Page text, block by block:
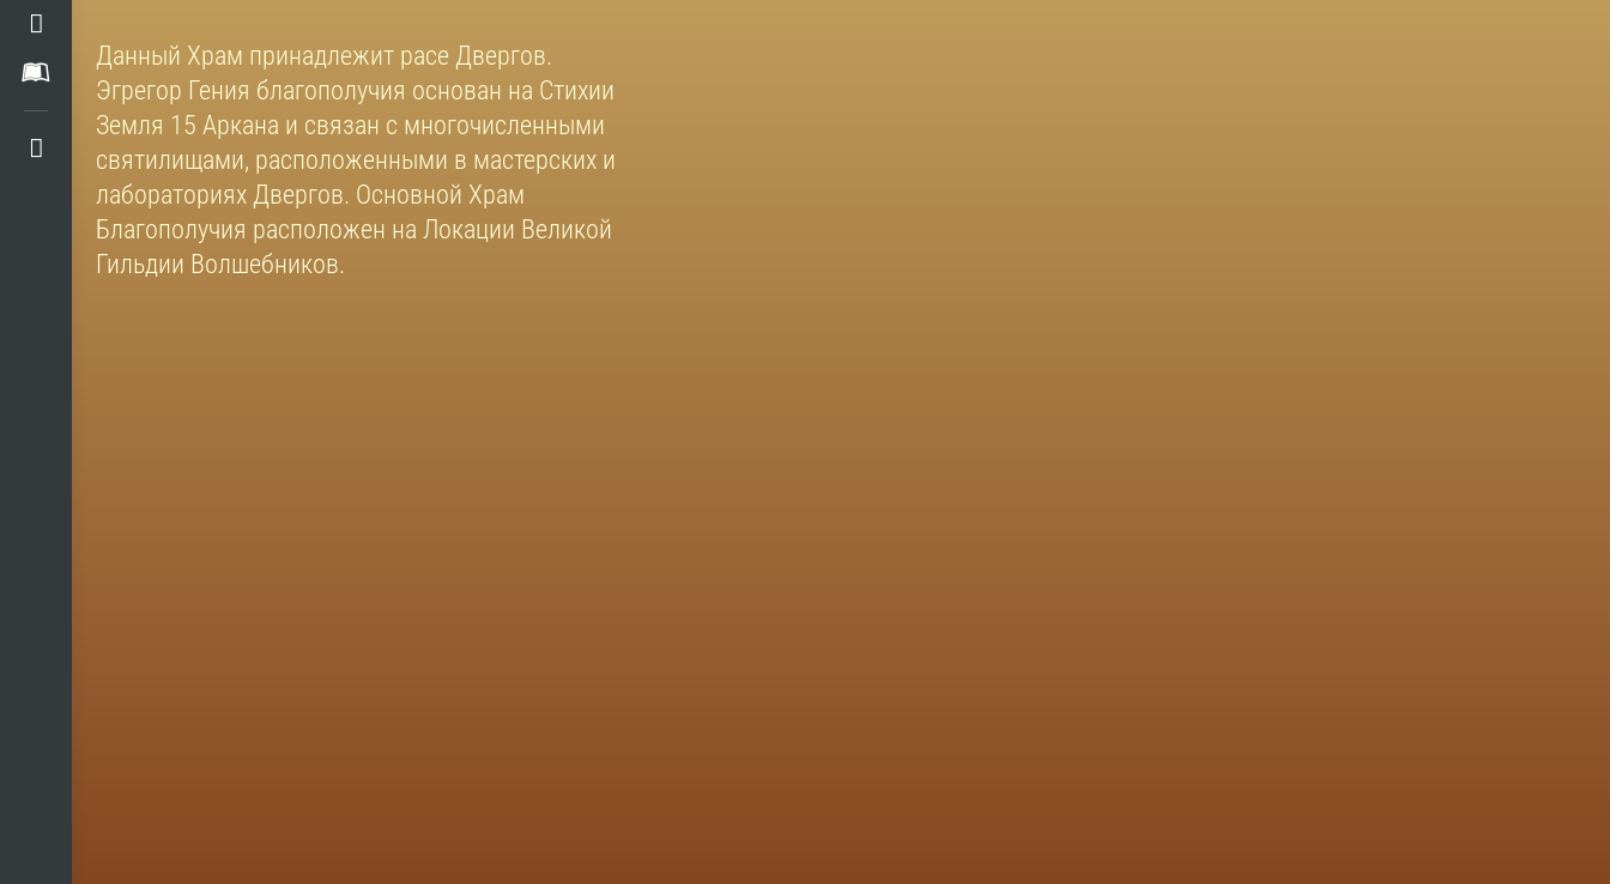
​Данный Храм принадлежит расе Двергов.
Эгрегор Гения благополучия основан на Стихии
Земля 15 Аркана и связан с многочисленными
святилищами, расположенными в мастерских и
лабораториях Двергов. Основной Храм
Благополучия расположен на Локации Великой
Гильдии Волшебников.